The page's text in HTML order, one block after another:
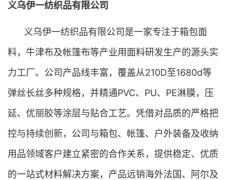
义乌伊一纺织品有限公司
义乌伊一纺织品有限公司是一家专注于箱包面
料，牛津布及帐篷布等产业用面料研发生产的源头实
力工厂。公司产品线丰富，覆盖从210D至1680d等
弹丝长丝多种规格，并精通PVC、PU、PE淋膜，压
延、优丽胶等涂层与贴合工艺。凭借对品质的严格把
控与持续创新，公司与箱包、帐篷、户外装备及收纳
用品领域客户建立紧密的合作关系，提供稳定、优质
的一站式材料解决方案，产品远销海外法国、阿尔及